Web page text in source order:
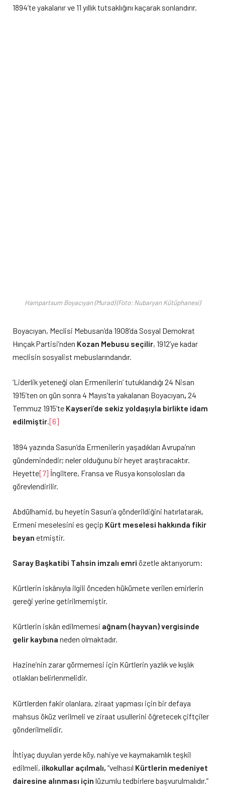
1894’te yakalanır ve 11 yıllık tutsaklığını kaçarak sonlandırır.
Hampartsum Boyacıyan (Murad) (Foto: Nubaryan Kütüphanesi)
Boyacıyan, Meclisi Mebusan’da 1908’da Sosyal Demokrat
Hınçak Partisi’nden Kozan Mebusu seçilir, 1912’ye kadar
meclisin sosyalist mebuslarındandır.
‘Liderlik yeteneği olan Ermenilerin’ tutuklandığı 24 Nisan
1915’ten on gün sonra 4 Mayıs’ta yakalanan Boyacıyan, 24
Temmuz 1915’te Kayseri’de sekiz yoldaşıyla birlikte idam
edilmiştir.[6]
1894 yazında Sasun’da Ermenilerin yaşadıkları Avrupa’nın
gündemindedir; neler olduğunu bir heyet araştıracaktır.
Heyette[7] İngiltere, Fransa ve Rusya konsolosları da
görevlendirilir.
Abdülhamid, bu heyetin Sasun’a gönderildiğini hatırlatarak,
Ermeni meselesini es geçip Kürt meselesi hakkında fikir
beyan etmiştir.
Saray Başkatibi Tahsin imzalı emri özetle aktarıyorum:
Kürtlerin iskânıyla ilgili önceden hükümete verilen emirlerin
gereği yerine getirilmemiştir.
Kürtlerin iskân edilmemesi ağnam (hayvan) vergisinde
gelir kaybına neden olmaktadır.
Hazine’nin zarar görmemesi için Kürtlerin yazlık ve kışlık
otlakları belirlenmelidir.
Kürtlerden fakir olanlara, ziraat yapması için bir defaya
mahsus öküz verilmeli ve ziraat usullerini öğretecek çiftçiler
gönderilmelidir.
İhtiyaç duyulan yerde köy, nahiye ve kaymakamlık teşkil
edilmeli, ilkokullar açılmalı, “velhasıl Kürtlerin medeniyet
dairesine alınması için lüzumlu tedbirlere başvurulmalıdır.”